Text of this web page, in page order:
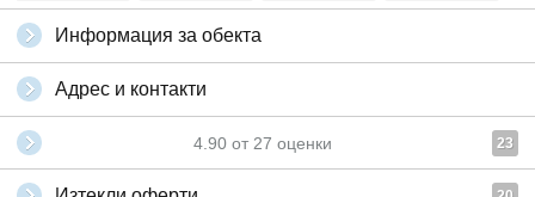
Информация за обекта
Адрес и контакти
4.90 от 27 оценки 23